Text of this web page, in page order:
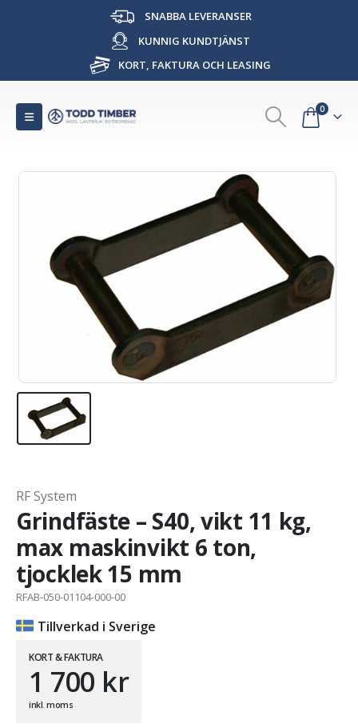
SNABBA LEVERANSER
KUNNIG KUNDTJÄNST
KORT, FAKTURA OCH LEASING
0
RF System
Grindfäste – S40, vikt 11 kg,
max maskinvikt 6 ton,
tjocklek 15 mm
RFAB-050-01104-000-00
Tillverkad i Sverige
KORT & FAKTURA
1 700 kr
inkl. moms